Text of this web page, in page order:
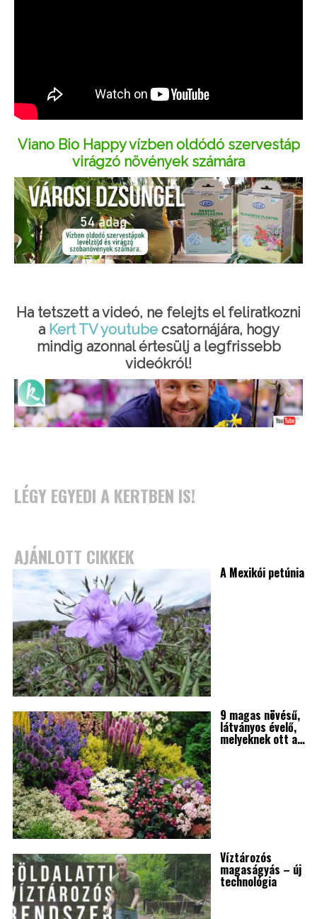
Viano Bio Happy vízben oldódó szervestáp
virágzó növények számára
Ha tetszett a videó, ne felejts el feliratkozni
a Kert TV youtubecsatornájára, hogy
mindig azonnal értesülj a legfrissebb
videókról!
LÉGY EGYEDI A KERTBEN IS!
AJÁNLOTT CIKKEK
A Mexikói petúnia
9 magas növésű,
látványos évelő,
melyeknek ott a…
Víztározós
magaságyás – új
technológia